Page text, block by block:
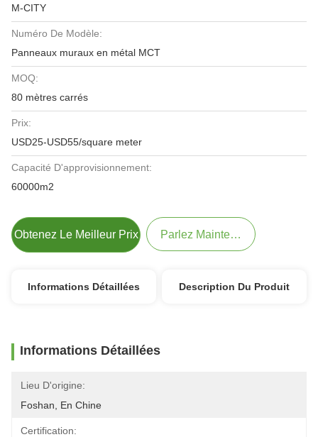
M-CITY
Numéro De Modèle:
Panneaux muraux en métal MCT
MOQ:
80 mètres carrés
Prix:
USD25-USD55/square meter
Capacité D'approvisionnement:
60000m2
Obtenez Le Meilleur Prix Parlez Maintenant.
Informations Détaillées Description Du Produit
Informations Détaillées
Lieu D'origine:
Foshan, En Chine
Certification: